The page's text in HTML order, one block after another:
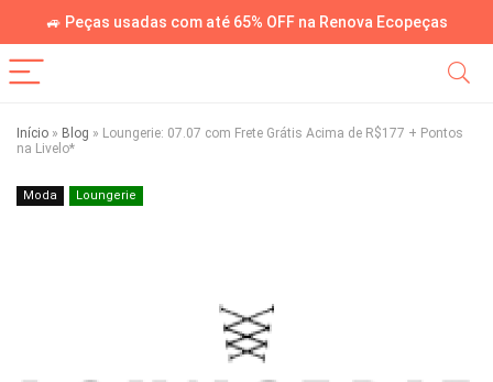
🚙 Peças usadas com até 65% OFF na Renova Ecopeças
Início » Blog » Loungerie: 07.07 com Frete Grátis Acima de R$177 + Pontos
na Livelo*
Moda Loungerie